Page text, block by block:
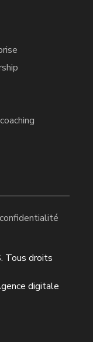
Tous droits
digitale